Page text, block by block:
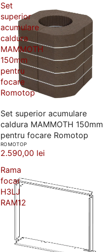
Set
superior
acumulare
caldura
MAMMOTH
150mm
pentru
focare
Romotop
Set superior acumulare
caldura MAMMOTH 150mm
pentru focare Romotop
ROMOTOP
2.590,00 lei
Rama
focar
H3LJ
RAM12